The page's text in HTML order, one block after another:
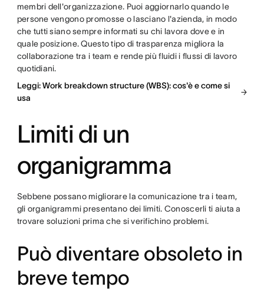
membri dell'organizzazione. Puoi aggiornarlo quando le
persone vengono promosse o lasciano l'azienda, in modo
che tutti siano sempre informati su chi lavora dove e in
quale posizione. Questo tipo di trasparenza migliora la
collaborazione tra i team e rende più fluidi i flussi di lavoro
quotidiani.
Leggi: Work breakdown structure (WBS): cos'è e come si
usa
Limiti di un
organigramma
Sebbene possano migliorare la comunicazione tra i team,
gli organigrammi presentano dei limiti. Conoscerli ti aiuta a
trovare soluzioni prima che si verifichino problemi.
Può diventare obsoleto in
breve tempo